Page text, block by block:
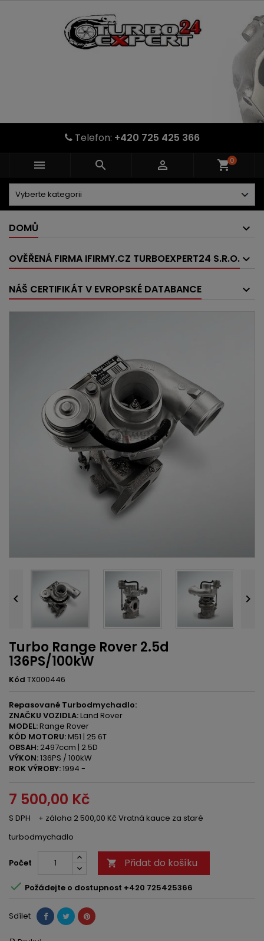
Telefon: +420 725 425 366
   shopping_cart0
DOMŮ
OVĚŘENÁ FIRMA IFIRMY.CZ TURBOEXPERT24 S.R.O.
NÁŠ CERTIFIKÁT V EVROPSKÉ DATABANCE
 
Turbo Range Rover 2.5d
136PS/100kW
Kód TX000446
Repasované Turbodmychadlo:
ZNAČKU VOZIDLA:Land Rover
MODEL:Range Rover
KÓD MOTORU:M51 | 25 6T
OBSAH: 2497ccm | 2.5D
VÝKON:136PS / 100kW
ROK VÝROBY:1994 -
7 500,00 Kč
S DPH
+ záloha 2 500,00 Kč Vratná kauce za staré
turbodmychadlo
Počet  Přidat do košíku
 Požádejte o dostupnost +420 725425366
Sdílet